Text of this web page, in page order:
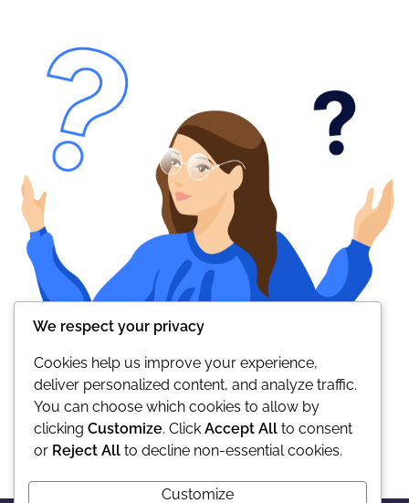
We respect your privacy
Cookies help us improve your experience,
deliver personalized content, and analyze traffic.
You can choose which cookies to allow by
clicking Customize. Click Accept All to consent
or Reject All to decline non-essential cookies.
Customize